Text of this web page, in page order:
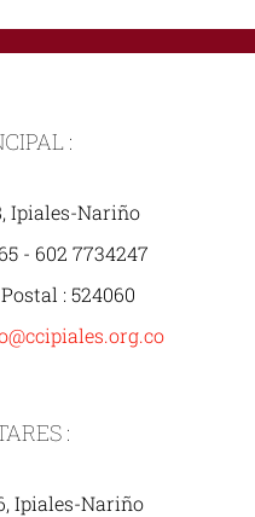
:
Ipiales-Nariño
- 602 7734247
: 524060
:
Ipiales-Nariño